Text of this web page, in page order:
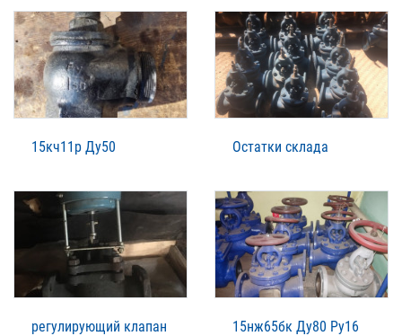
15кч11р Ду50 Остатки склада
регулирующий клапан
15нж65бк Ду80 Ру16